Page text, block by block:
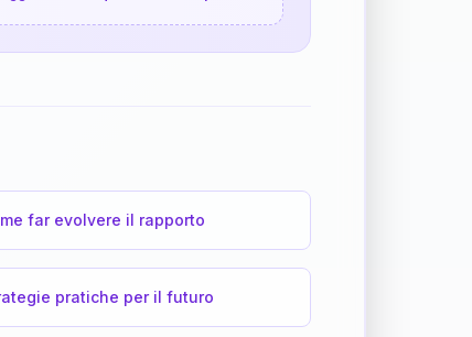
far evolvere il rapporto
pratiche per il futuro